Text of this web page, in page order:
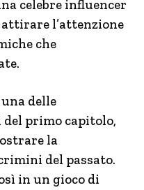
celebre influencer
l’attenzione
che
delle
primo capitolo,
la
del passato.
in un gioco di